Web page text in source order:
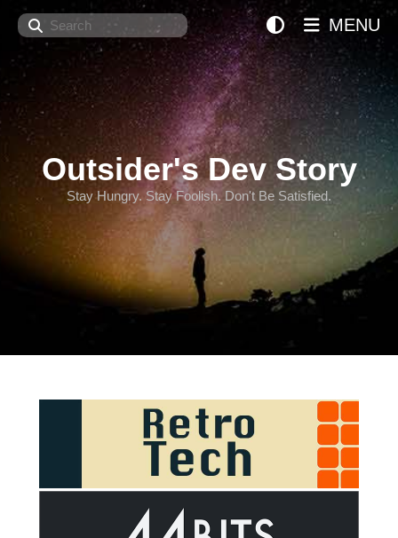
Search
Outsider's Dev Story
Stay Hungry. Stay Foolish. Don't Be Satisfied.
MENU